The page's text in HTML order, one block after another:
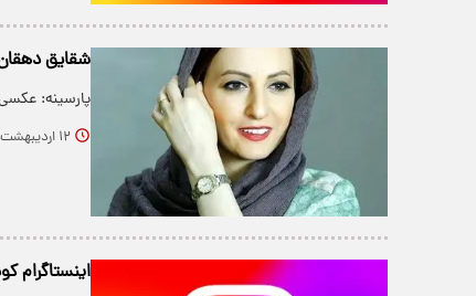
شقایق
پارسینه:
۱۲ اردیبهشت ۱۴۰۰
اینستاگرام